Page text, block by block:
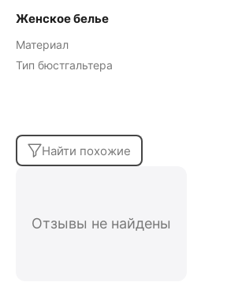
Женское белье
Материал
Тип бюстгальтера
Найти похожие
Отзывы не найдены